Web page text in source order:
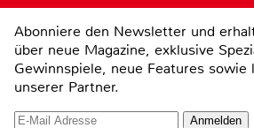
Abonniere den Newsletter und
über neue Magazine, exklusive
Gewinnspiele, neue Features
unserer Partner.